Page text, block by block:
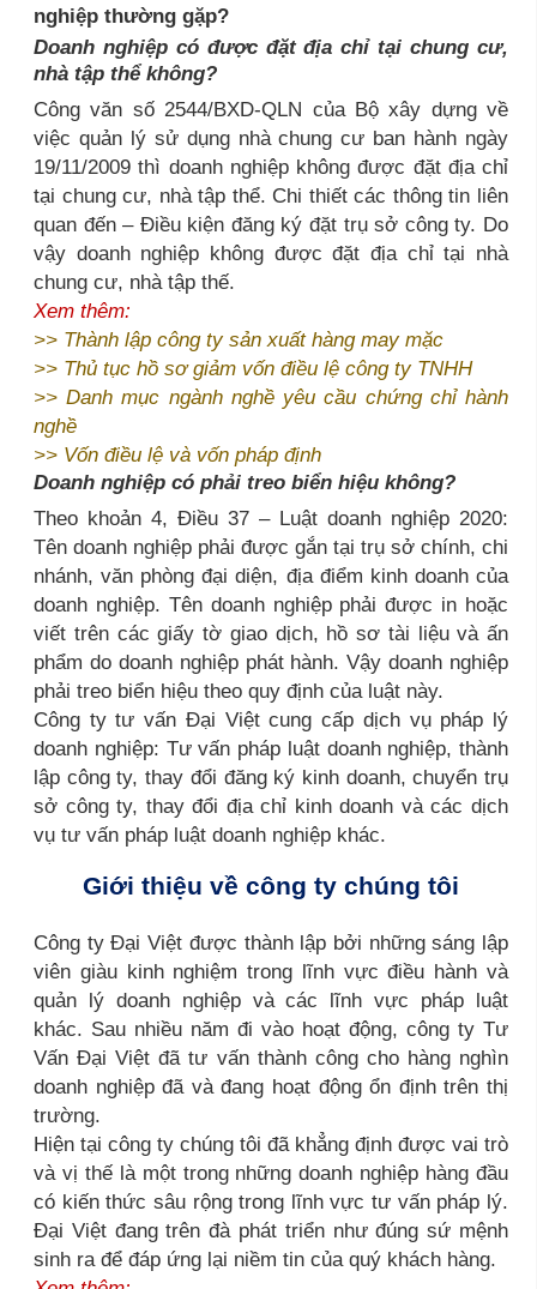
nghiệp thường gặp?
Doanh nghiệp có được đặt địa chỉ tại chung cư,
nhà tập thể không?
Công văn số 2544/BXD-QLN của Bộ xây dựng về
việc quản lý sử dụng nhà chung cư ban hành ngày
19/11/2009 thì doanh nghiệp không được đặt địa chỉ
tại chung cư, nhà tập thể. Chi thiết các thông tin liên
quan đến – Điều kiện đăng ký đặt trụ sở công ty. Do
vậy doanh nghiệp không được đặt địa chỉ tại nhà
chung cư, nhà tập thế.
Xem thêm:
>> Thành lập công ty sản xuất hàng may mặc
>> Thủ tục hồ sơ giảm vốn điều lệ công ty TNHH
>>Danh mục ngành nghề yêu cầu chứng chỉ hành
nghề
>> Vốn điều lệ và vốn pháp định
Doanh nghiệp có phải treo biển hiệu không?
Theo khoản 4, Điều 37 – Luật doanh nghiệp 2020:
Tên doanh nghiệp phải được gắn tại trụ sở chính, chi
nhánh, văn phòng đại diện, địa điểm kinh doanh của
doanh nghiệp. Tên doanh nghiệp phải được in hoặc
viết trên các giấy tờ giao dịch, hồ sơ tài liệu và ấn
phẩm do doanh nghiệp phát hành. Vậy doanh nghiệp
phải treo biển hiệu theo quy định của luật này.
Công ty tư vấn Đại Việt cung cấp dịch vụ pháp lý
doanh nghiệp: Tư vấn pháp luật doanh nghiệp, thành
lập công ty, thay đổi đăng ký kinh doanh, chuyển trụ
sở công ty, thay đổi địa chỉ kinh doanh và các dịch
vụ tư vấn pháp luật doanh nghiệp khác.
Giới thiệu về công ty chúng tôi
Công ty Đại Việt được thành lập bởi những sáng lập
viên giàu kinh nghiệm trong lĩnh vực điều hành và
quản lý doanh nghiệp và các lĩnh vực pháp luật
khác. Sau nhiều năm đi vào hoạt động, công ty Tư
Vấn Đại Việt đã tư vấn thành công cho hàng nghìn
doanh nghiệp đã và đang hoạt động ổn định trên thị
trường.
Hiện tại công ty chúng tôi đã khẳng định được vai trò
và vị thế là một trong những doanh nghiệp hàng đầu
có kiến thức sâu rộng trong lĩnh vực tư vấn pháp lý.
Đại Việt đang trên đà phát triển như đúng sứ mệnh
sinh ra để đáp ứng lại niềm tin của quý khách hàng.